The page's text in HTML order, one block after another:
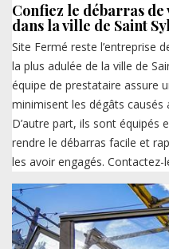
Confiez le débarras de
dans la ville de Saint
Site Fermé reste l’entreprise
la plus adulée de la ville de
équipe de prestataire assure
minimisent les dégâts
D’autre part, ils sont équipés
rendre le débarras facile et
les avoir engagés. Contactez-